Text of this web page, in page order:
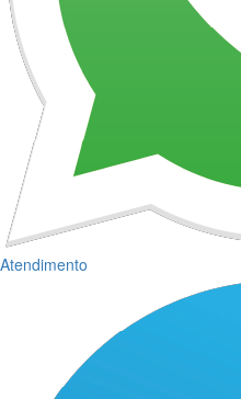
Atendimento